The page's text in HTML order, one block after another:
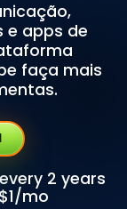
e apps de
faça mais
2 years
mo